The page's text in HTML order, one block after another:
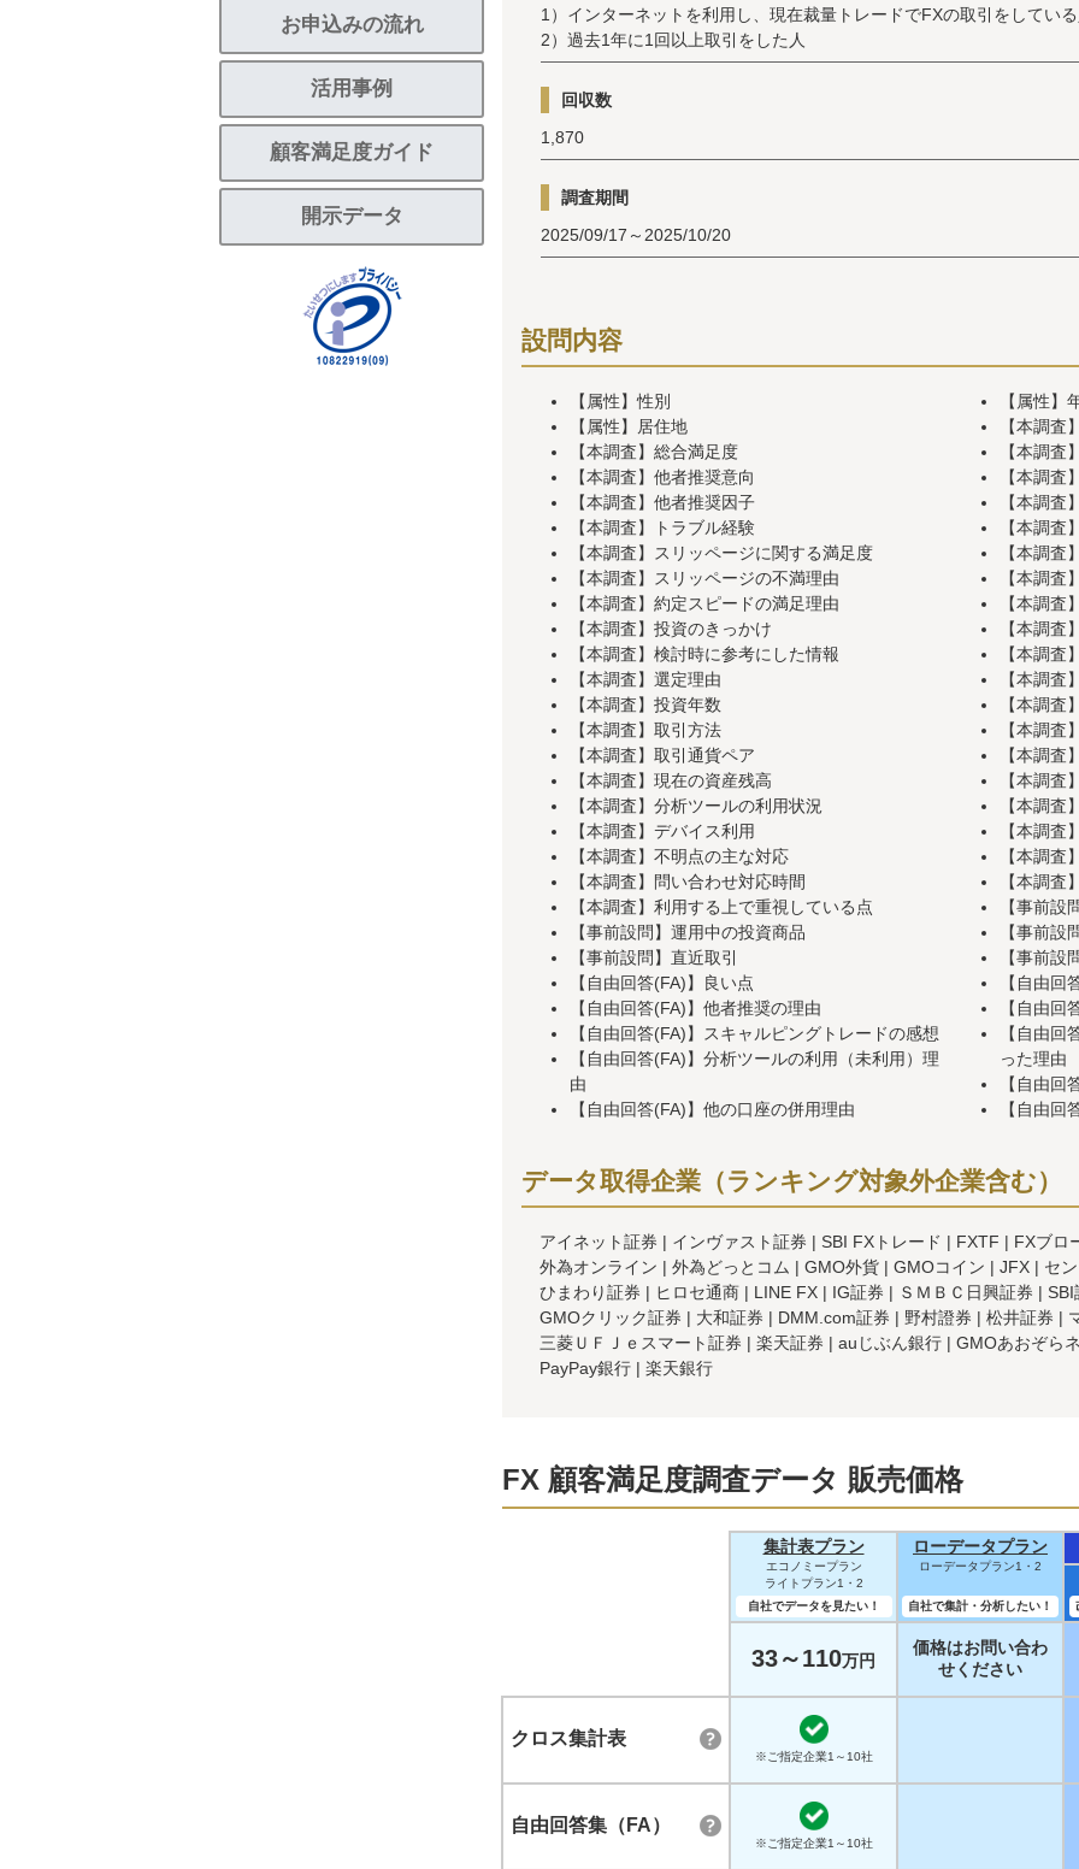
お申込みの流れ
活用事例
顧客満足度ガイド
開示データ
1）インターネットを利用し、現在裁量トレードでFXの取引をしてい
2）過去1年に1回以上取引をした人
回収数
1,870
調査期間
2025/09/17～2025/10/20
設問内容
【属性】性別
【属性】
【属性】居住地
【本調査
【本調査】総合満足度
【本調査
【本調査】他者推奨意向
【本調査
【本調査】他者推奨因子
【本調査
【本調査】トラブル経験
【本調査
【本調査】スリッページに関する満足度
【本調査
【本調査】スリッページの不満理由
【本調査
【本調査】約定スピードの満足理由
【本調査
【本調査】投資のきっかけ
【本調査
【本調査】検討時に参考にした情報
【本調査
【本調査】選定理由
【本調査
【本調査】投資年数
【本調査
【本調査】取引方法
【本調査
【本調査】取引通貨ペア
【本調査
【本調査】現在の資産残高
【本調査
【本調査】分析ツールの利用状況
【本調査
【本調査】デバイス利用
【本調査
【本調査】不明点の主な対応
【本調査
【本調査】問い合わせ対応時間
【本調査
【本調査】利用する上で重視している点
【事前設
【事前設問】運用中の投資商品
【事前設
【事前設問】直近取引
【事前設
【自由回答(FA)】良い点
【自由回
【自由回答(FA)】他者推奨の理由
【自由回
【自由回答(FA)】スキャルピングトレードの感想
【自由
った理由
【自由回答(FA)】分析ツールの利用（未利用）理
由
【自由回
【自由回答(FA)】他の口座の併用理由
【自由回
データ取得企業（ランキング対象外企業含む）
アイネット証券 インヴァスト証券 SBI FXトレード FXTF
FXブロ
外為オンライン
外為どっとコム GMO外貨 GMOコイン JFX
セ
ひまわり証券
ヒロセ通商 LINE FX IG証券 ＳＭＢＣ日興証券
SBI
GMOクリック証券
大和証券 DMM.com証券 野村證券 松井証券
三菱ＵＦＪｅスマート証券
楽天証券 auじぶん銀行
GMOあおぞら
PayPay銀行
楽天銀行
FX 顧客満足度調査データ 販売価格
集計表プラン
エコノミープラン
ライトプラン1・2
自社でデータを見たい！
ローデータプラン
ローデータプラン1・2
自社で集計・分析したい！
33～110万円
価格はお問い合わ
せください
クロス集計表
※ご指定企業1～10社
自由回答集（FA）
※ご指定企業1～10社